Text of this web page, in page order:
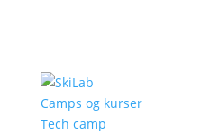
Camps og kurser
Tech camp